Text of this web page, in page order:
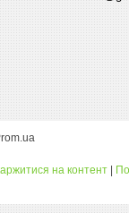
на контент